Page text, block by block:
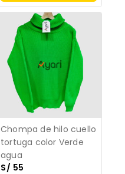
Opciones
Chompa de hilo cuello
tortuga color Verde
agua
S/ 55